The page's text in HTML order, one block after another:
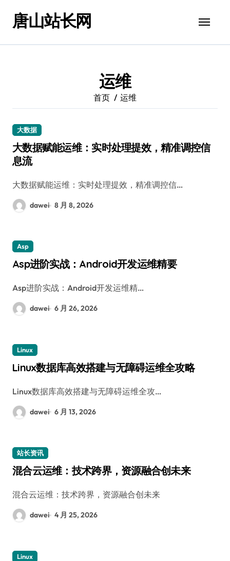
唐山站长网
运维
首页 运维
大数据
大数据赋能运维：实时处理提效，精准调控信
息流
大数据赋能运维：实时处理提效，精准调控信…
dawei 8 月 8, 2026
Asp
Asp进阶实战：Android开发运维精要
Asp进阶实战：Android开发运维精…
dawei 6 月 26, 2026
Linux
Linux数据库高效搭建与无障碍运维全攻略
Linux数据库高效搭建与无障碍运维全攻…
dawei 6 月 13, 2026
站长资讯
混合云运维：技术跨界，资源融合创未来
混合云运维：技术跨界，资源融合创未来
dawei 4 月 25, 2026
Linux